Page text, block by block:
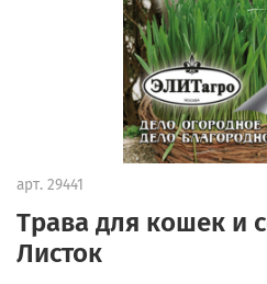
арт. 29441
Трава для кошек и
Листок